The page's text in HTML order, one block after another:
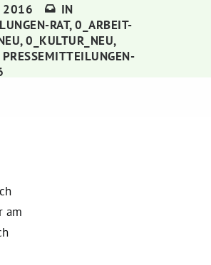
MdB
MdL
2016
IN
RAT,0_ARBEIT-
,0_KULTUR_NEU,
PRESSEMITTEILUNGEN-
am